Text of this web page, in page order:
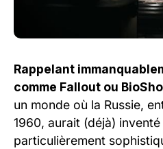
Rappelant
comme Fallout ou
un monde où la Russie,
1960, aurait (déjà)
particulièrement